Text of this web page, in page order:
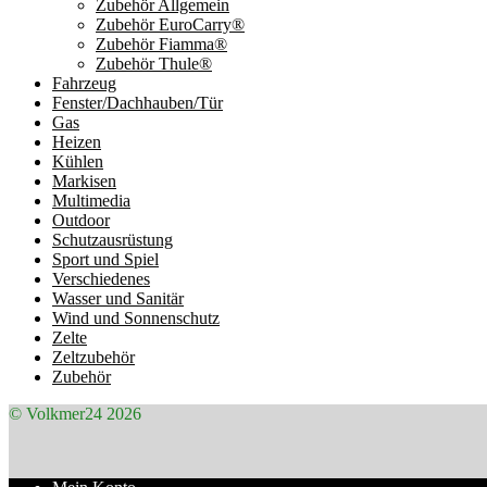
Zubehör Allgemein
Zubehör EuroCarry®
Zubehör Fiamma®
Zubehör Thule®
Fahrzeug
Fenster/Dachhauben/Tür
Gas
Heizen
Kühlen
Markisen
Multimedia
Outdoor
Schutzausrüstung
Sport und Spiel
Verschiedenes
Wasser und Sanitär
Wind und Sonnenschutz
Zelte
Zeltzubehör
Zubehör
© Volkmer24 2026